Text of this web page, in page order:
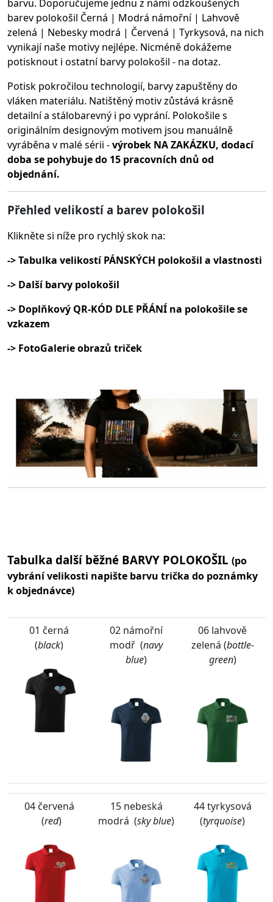
barvu. Doporučujeme jednu z námi odzkoušených
barev polokošil Černá | Modrá námořní | Lahvově
zelená | Nebesky modrá | Červená | Tyrkysová, na nich
vynikají naše motivy nejlépe. Nicméně dokážeme
potisknout i ostatní barvy polokošil - na dotaz.
Potisk pokročilou technologií, barvy zapuštěny do
vláken materiálu. Natištěný motiv zůstává krásně
detailní a stálobarevný i po vyprání. Polokošile s
originálním designovým motivem jsou manuálně
vyráběna v malé sérii -výrobek NA ZAKÁZKU, dodací
doba se pohybuje do 15 pracovních dnů od
objednání.
Přehled velikostí a barev polokošil
Klikněte si níže pro rychlý skok na:
-> Tabulka velikostí PÁNSKÝCH polokošil a vlastnosti
-> Další barvy polokošil
-> Doplňkový QR-KÓD DLE PŘÁNÍ na polokošile se
vzkazem
-> FotoGalerie obrazů triček
Tabulka další běžné BARVY POLOKOŠIL (po
vybrání velikosti napište barvu trička do poznámky
k objednávce)
01 černá
(black)
02 námořní
modř (navy
blue)
06 lahvově
zelená (bottle-
green)
04 červená
(red)
15 nebeská
modrá (sky blue)
44 tyrkysová
(tyrquoise)